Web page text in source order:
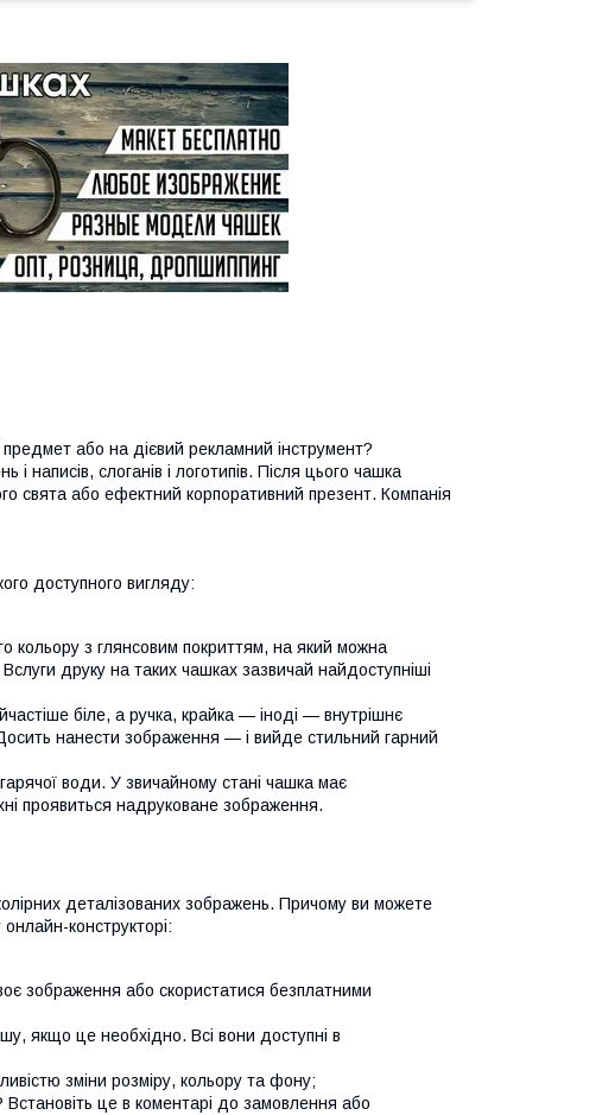
або на дієвий рекламний інструмент?
написів, слоганів і логотипів. Після цього чашка
свята або ефектний корпоративний презент. Компанія
доступного вигляду:
з глянсовим покриттям, на який можна
друку на таких чашках зазвичай найдоступніші
біле, а ручка, крайка — іноді — внутрішнє
нанести зображення — і вийде стильний гарний
води. У звичайному стані чашка має
проявиться надруковане зображення.
деталізованих зображень. Причому ви можете
конструкторі:
або скористатися безплатними
якщо це необхідно. Всі вони доступні в
зміни розміру, кольору та фону;
це в коментарі до замовлення або